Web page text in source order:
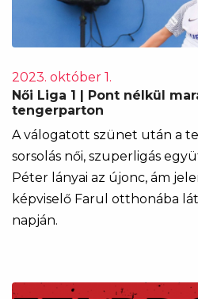
2023. október 1.
Női Liga 1 | Pont nélkül
tengerparton
A válogatott szünet után a
sorsolás női, szuperligás
Péter lányai az újonc, ám
képviselő Farul otthonába
napján.